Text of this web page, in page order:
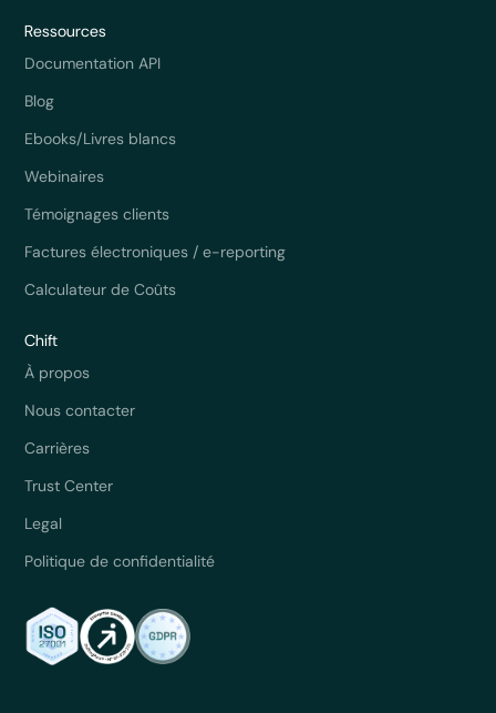
Ressources
Documentation API
Blog
Ebooks/Livres blancs
Webinaires
Témoignages clients
Factures électroniques / e-reporting
Calculateur de Coûts
Chift
À propos
Nous contacter
Carrières
Trust Center
Legal
Politique de confidentialité